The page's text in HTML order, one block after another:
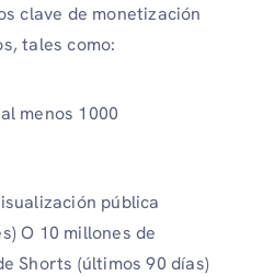
clave de monetización
tales como:
menos 1000
pública
O 10 millones de
Shorts (últimos 90 días)